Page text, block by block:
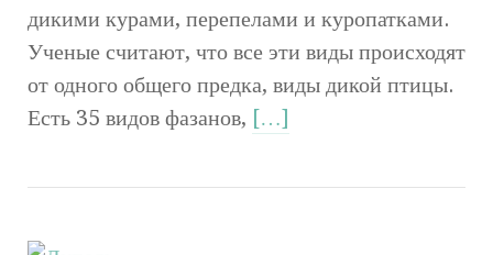
дикими курами, перепелами и куропатками.
Ученые считают, что все эти виды происходят
от одного общего предка, виды дикой птицы.
Есть 35 видов фазанов, […]